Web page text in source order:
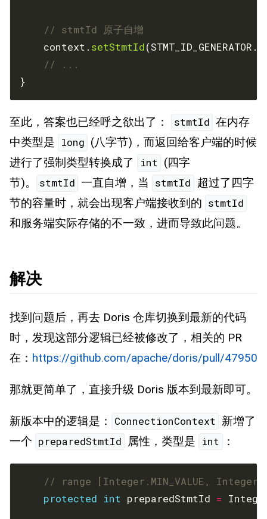
// stmtId 原子自增
    context.
setStmtId(STMT_ID_GENERATOR.
// ...
}
至此，答案也已经呼之欲出了： stmtId 在内存
中类型是 long (八字节)，而返回给客户端的时候
进行了强制类型转换成了
int (四字
节)。
stmtId 一直自增，当 stmtId 超过了四字
节的容量时，就会出现客户端接收到的 stmtId
和服务端实际存储的不一致，进而导致此问题。
解决
找到问题后，再去 Doris 仓库切换到最新的代码
时，发现这部分逻辑已经被修改了，相关的 PR
在： https://github.com/apache/doris/pull/47950
那就更简单了，直接升级 Doris 版本到最新即可。
新版本中的逻辑是： ConnectionContext 新增了
一个 preparedStmtId 属性，类型是 int ：
// range [Integer.MIN_VALUE,
protected int preparedStmtId =